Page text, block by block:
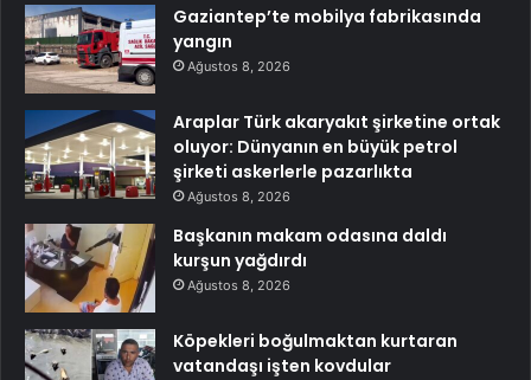
Gaziantep’te mobilya fabrikasında
yangın
Ağustos 8, 2026
Araplar Türk akaryakıt şirketine ortak
oluyor: Dünyanın en büyük petrol
şirketi askerlerle pazarlıkta
Ağustos 8, 2026
Başkanın makam odasına daldı
kurşun yağdırdı
Ağustos 8, 2026
Köpekleri boğulmaktan kurtaran
vatandaşı işten kovdular